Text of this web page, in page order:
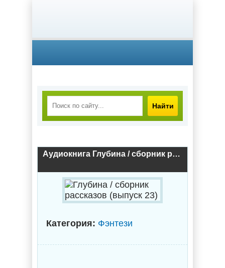
Найти
Аудиокнига Глубина / сборник рассказов (выпуск 23)
Категория: Фэнтези